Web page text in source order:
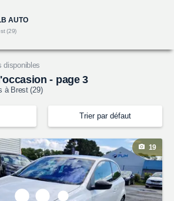
AUTO
(29)
disponibles
- page 3
à Brest (29)
Trier par défaut
19